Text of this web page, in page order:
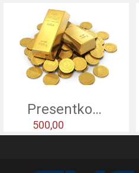
Presentkort 500 kr
500,00